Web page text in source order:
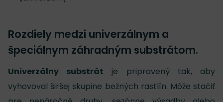
Rozdiely medzi univerzálnym a
špeciálnym záhradným substrátom.
Univerzálny substrát je pripravený tak, aby
vyhovoval širšej skupine bežných rastlín. Môže stačiť